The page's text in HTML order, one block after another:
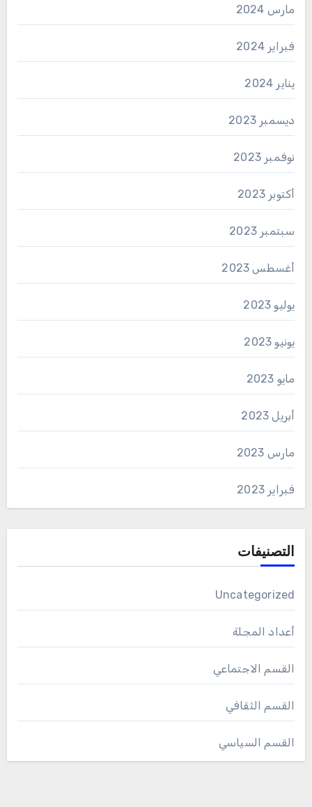
مارس 2024
فبراير 2024
يناير 2024
ديسمبر 2023
نوفمبر 2023
أكتوبر 2023
سبتمبر 2023
أغسطس 2023
يوليو 2023
يونيو 2023
مايو 2023
أبريل 2023
مارس 2023
فبراير 2023
التصنيفات
Uncategorized
أعداد المجلة
القسم الاجتماعي
القسم الثقافي
القسم السياسي